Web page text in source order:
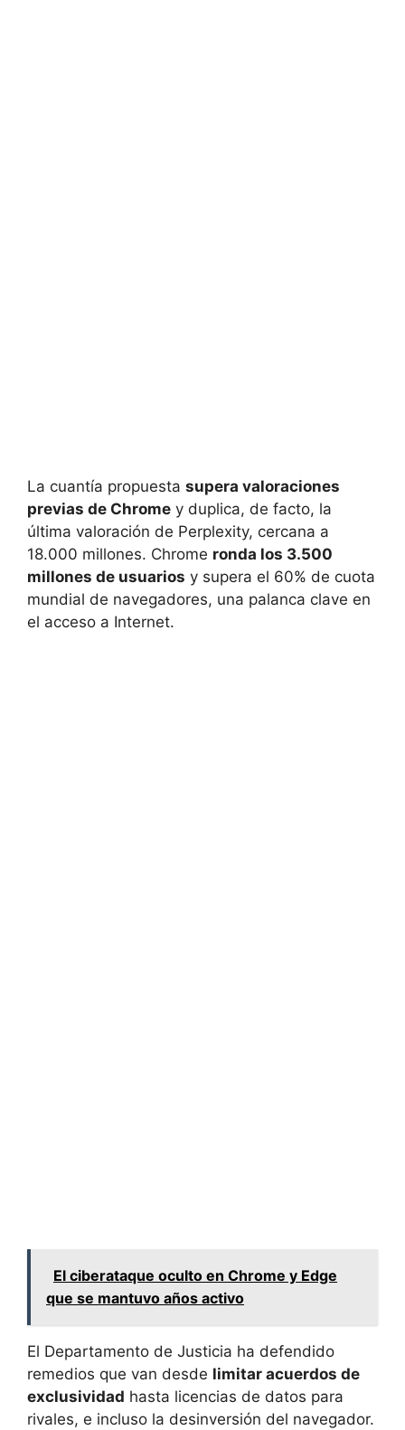
La cuantía propuesta supera valoraciones
previas de Chrome y duplica, de facto, la
última valoración de Perplexity, cercana a
18.000 millones. Chrome ronda los 3.500
millones de usuarios y supera el 60% de cuota
mundial de navegadores, una palanca clave en
el acceso a Internet.
El ciberataque oculto en Chrome y Edge
que se mantuvo años activo
El Departamento de Justicia ha defendido
remedios que van desde limitar acuerdos de
exclusividad hasta licencias de datos para
rivales, e incluso la desinversión del navegador.